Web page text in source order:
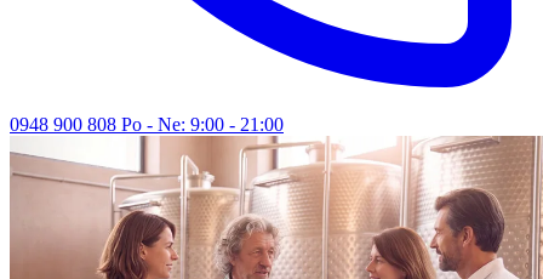
0948 900 808 Po - Ne: 9:00 - 21:00